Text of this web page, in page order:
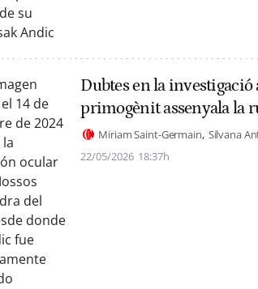
Dubtes en la
primogènit assenyala la
Miriam Saint-Germain Silvana
22/05/2026 18:37h